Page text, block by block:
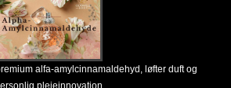
alfa-amylcinnamaldehyd, løfter duft og
plejeinnovation